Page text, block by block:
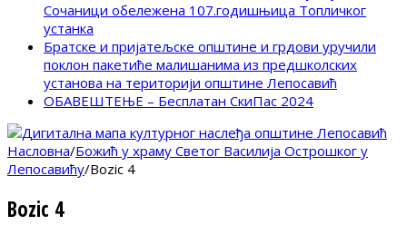
Сочаници обележена 107.годишњица Топличког
устанка
Братске и пријатељске општине и грдови уручили
поклон пакетиће малишанима из предшколских
установа на територији општине Лепосавић
ОБАВЕШТЕЊЕ – Бесплатан СкиПас 2024
Насловна/Божић у храму Светог Василија Острошког у
Лепосавићу/Bozic 4
Bozic 4